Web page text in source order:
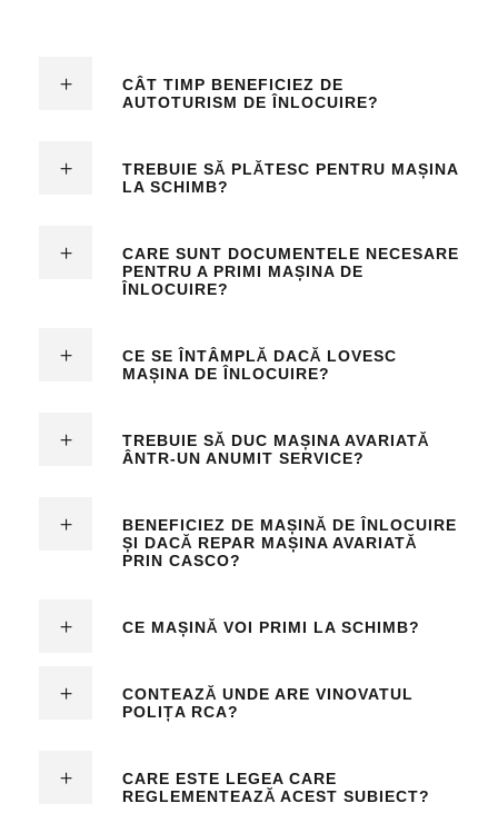
CÂT TIMP BENEFICIEZ DE
AUTOTURISM DE ÎNLOCUIRE?
TREBUIE SĂ PLĂTESC PENTRU MAȘINA
LA SCHIMB?
CARE SUNT DOCUMENTELE NECESARE
PENTRU A PRIMI MAȘINA DE
ÎNLOCUIRE?
CE SE ÎNTÂMPLĂ DACĂ LOVESC
MAȘINA DE ÎNLOCUIRE?
TREBUIE SĂ DUC MAȘINA AVARIATĂ
ÂNTR-UN ANUMIT SERVICE?
BENEFICIEZ DE MAȘINĂ DE ÎNLOCUIRE
ȘI DACĂ REPAR MAȘINA AVARIATĂ
PRIN CASCO?
CE MAȘINĂ VOI PRIMI LA SCHIMB?
CONTEAZĂ UNDE ARE VINOVATUL
POLIȚA RCA?
CARE ESTE LEGEA CARE
REGLEMENTEAZĂ ACEST SUBIECT?